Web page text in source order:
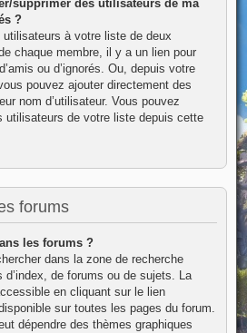
supprimer des utilisateurs de ma
?
à votre liste de deux
chaque membre, il y a un lien pour
ou d’ignorés. Ou, depuis votre
pouvez ajouter directement des
nom d’utilisateur. Vous pouvez
utilisateurs de votre liste depuis cette
forums
les forums ?
dans la zone de recherche
de forums ou de sujets. La
en cliquant sur le lien
sur toutes les pages du forum.
dépendre des thèmes graphiques